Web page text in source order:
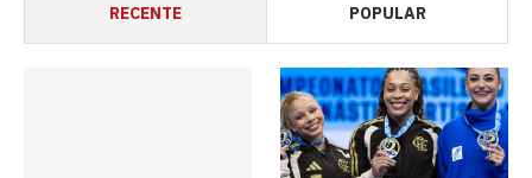
RECENTE POPULAR